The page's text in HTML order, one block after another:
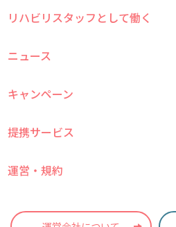
リハビリスタッフとして働く
ニュース
キャンペーン
提携サービス
運営・規約